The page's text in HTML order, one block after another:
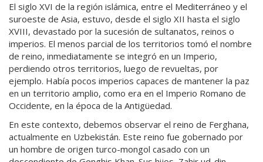
El siglo XVI de la región islámica, entre el Mediterráneo y el
suroeste de Asia, estuvo, desde el siglo XII hasta el siglo
XVIII, devastado por la sucesión de sultanatos, reinos o
imperios. El menos parcial de los territorios tomó el nombre
de reino, inmediatamente se integró en un Imperio,
perdiendo otros territorios, luego de revueltas, por
ejemplo. Había pocos imperios capaces de mantener la paz
en un territorio amplio, como era en el Imperio Romano de
Occidente, en la época de la Antigüedad.
En este contexto, debemos observar el reino de Ferghana,
actualmente en Uzbekistán. Este reino fue gobernado por
un hombre de origen turco-mongol casado con un